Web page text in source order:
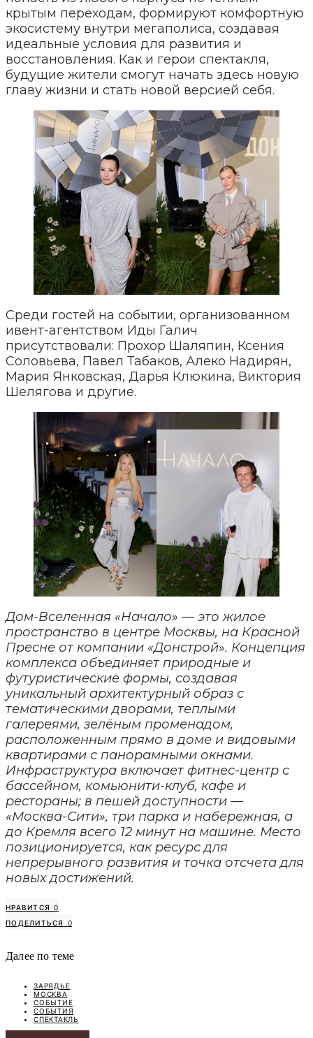
крытым переходам, формируют комфортную
экосистему внутри мегаполиса, создавая
идеальные условия для развития и
восстановления. Как и герои спектакля,
будущие жители смогут начать здесь новую
главу жизни и стать новой версией себя.
Среди гостей на событии, организованном
ивент-агентством Иды Галич
присутствовали: Прохор Шаляпин, Ксения
Соловьева, Павел Табаков, Алеко Надирян,
Мария Янковская, Дарья Клюкина, Виктория
Шелягова и другие.
Дом-Вселенная «Начало» — это жилое
пространство в центре Москвы, на Красной
Пресне от компании «Донстрой». Концепция
комплекса объединяет природные и
футуристические формы, создавая
уникальный архитектурный образ с
тематическими дворами, теплыми
галереями, зелёным променадом,
расположенным прямо в доме и видовыми
квартирами с панорамными окнами.
Инфраструктура включает фитнес-центр с
бассейном, комьюнити-клуб, кафе и
рестораны; в пешей доступности —
«Москва-Сити», три парка и набережная, а
до Кремля всего 12 минут на машине. Место
позиционируется, как ресурс для
непрерывного развития и точка отсчета для
новых достижений.
НРАВИТСЯ 0
ПОДЕЛИТЬСЯ
0
Далее по теме
ЗАРЯДЬЕ
МОСКВА
СОБЫТИЕ
СОБЫТИЯ
СПЕКТАКЛЬ